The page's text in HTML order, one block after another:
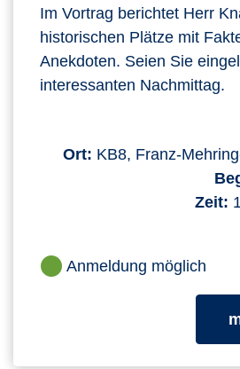
Im Vortrag berichtet Herr
historischen Plätze mit
Anekdoten. Seien Sie
interessanten Nachmittag.
Ort: KB8, Franz-
Zeit:
Anmeldung möglich